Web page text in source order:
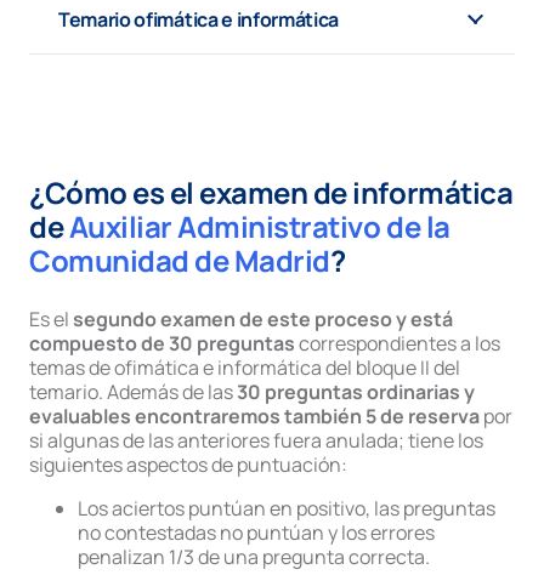
Temario ofimática e informática
¿Cómo es el examen de informática
deAuxiliar Administrativo de la
Comunidad de Madrid?
Es el segundo examen de este proceso y está
compuesto de 30 preguntascorrespondientes a los
temas de ofimática e informática del bloque II del
temario. Además de las30 preguntas ordinarias y
evaluables encontraremos también 5 de reservapor
si algunas de las anteriores fuera anulada; tiene los
siguientes aspectos de puntuación:
Los aciertos puntúan en positivo, las preguntas
no contestadas no puntúan y los errores
penalizan 1/3 de una pregunta correcta.